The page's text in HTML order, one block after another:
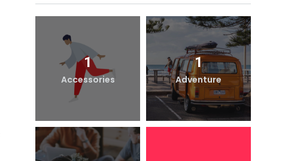
1
Accessories
1
Adventure